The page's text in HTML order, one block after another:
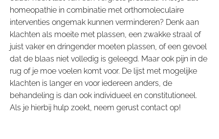
homeopathie in combinatie met orthomoleculaire
interventies ongemak kunnen verminderen? Denk aan
klachten als moeite met plassen, een zwakke straal of
juist vaker en dringender moeten plassen, of een gevoel
dat de blaas niet volledig is geleegd. Maar ook pijn in de
rug of je moe voelen komt voor. De lijst met mogelijke
klachten is langer en voor iedereen anders, de
behandeling is dan ook individueel en constitutioneel.
Als je hierbij hulp zoekt, neem gerust contact op!